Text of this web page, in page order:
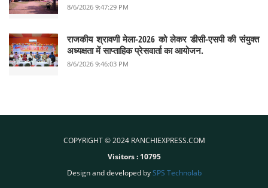
8/6/2026 9:47:29 PM
राजकीय श्रावणी मेला-2026 को लेकर डीसी-एसपी की संयुक्त
अध्यक्षता में साप्ताहिक प्रेसवार्ता का आयोजन.
8/6/2026 9:46:03 PM
COPYRIGHT © 2024 RANCHIEXPRESS.COM
Visitors : 10795
Design and developed bySPS Technolab